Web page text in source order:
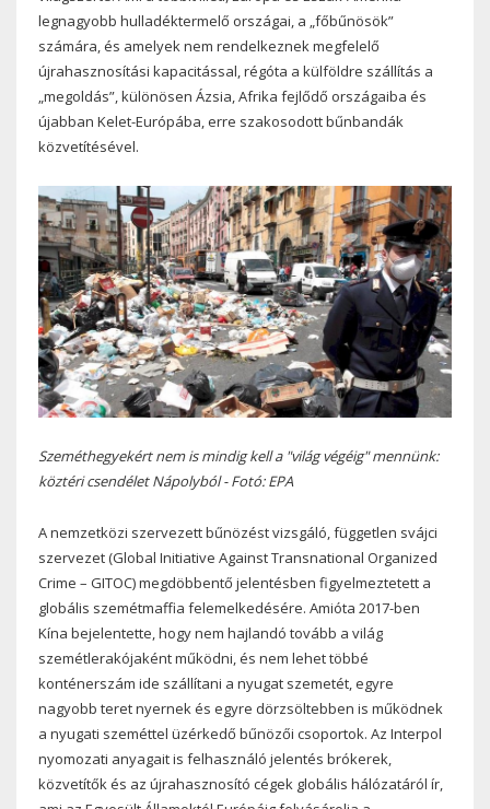
legnagyobb hulladéktermelő országai, a „főbűnösök”
számára, és amelyek nem rendelkeznek megfelelő
újrahasznosítási kapacitással, régóta a külföldre szállítás a
„megoldás”, különösen Ázsia, Afrika fejlődő országaiba és
újabban Kelet-Európába, erre szakosodott bűnbandák
közvetítésével.
Szeméthegyekért nem is mindig kell a "világ végéig" mennünk:
köztéri csendélet Nápolyból - Fotó: EPA
A nemzetközi szervezett bűnözést vizsgáló, független svájci
szervezet (Global Initiative Against Transnational Organized
Crime – GITOC) megdöbbentő jelentésben figyelmeztetett a
globális szemétmaffia felemelkedésére. Amióta 2017-ben
Kína bejelentette, hogy nem hajlandó tovább a világ
szemétlerakójaként működni, és nem lehet többé
konténerszám ide szállítani a nyugat szemetét, egyre
nagyobb teret nyernek és egyre dörzsöltebben is működnek
a nyugati szeméttel üzérkedő bűnözői csoportok. Az Interpol
nyomozati anyagait is felhasználó jelentés brókerek,
közvetítők és az újrahasznosító cégek globális hálózatáról ír,